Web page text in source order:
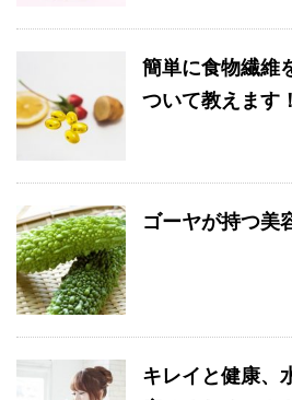
簡単に食物繊維
ついて教えます！
ゴーヤが持つ美
キレイと健康、